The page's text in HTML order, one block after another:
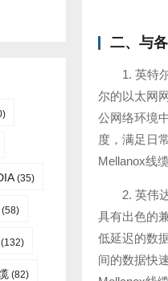
二、与
1. 英特
尔的以太网
公网络环境
度，满足日
Mellanox线
2. 英伟
具有出色的
低延迟的数
间的数据快
(35)
(58)
(132)
(82)